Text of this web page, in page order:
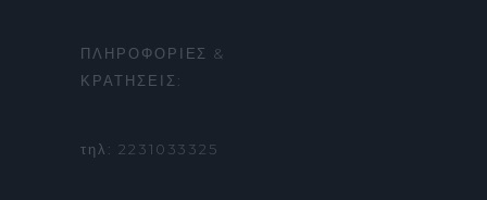
ΠΛΗΡΟΦΟΡΙΕΣ &
ΚΡΑΤΗΣΕΙΣ:
τηλ: 2231033325